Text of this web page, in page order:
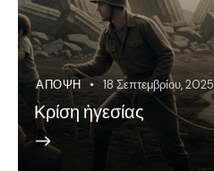
ΆΠΟΨΗ 18 Σεπτεμβρίου, 2025
Κρίση ἡγεσίας